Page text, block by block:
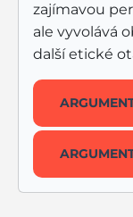
zajímavou
ale vyvolává
další etické